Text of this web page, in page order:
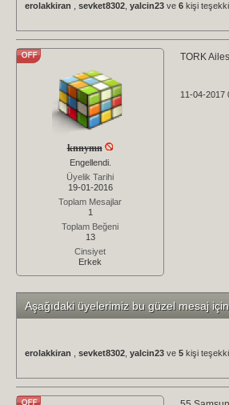
erolakkiran sevket8302 yalcin23 ve 6 kişi
knnymn
Engellendi.
Üyelik Tarihi
19-01-2016
Toplam Mesajlar
1
Toplam Beğeni
13
Cinsiyet
Erkek
TORK
11-04-2017
Aşağıdaki üyelerimiz bu güzel mesaj
erolakkiran sevket8302 yalcin23 ve 5 kişi